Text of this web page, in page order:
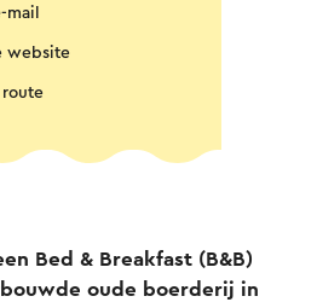
mail
website
route
Bed & Breakfast (B&B)
oude boerderij in